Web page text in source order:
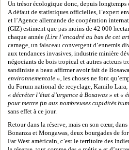
Un trésor écologique donc, depuis
A défaut de statistiques officielles, l’expert
et l’Agence allemande de coopération
(GIZ) estiment que pas moins de 42 000
chaque année (Lire l’encadré au bas de cet
carnage, un faisceau convergent d’ennemis
aux tendances invasives, industrie minière
négociants de bois tropical et autres acteurs
sandiniste a beau affirmer avoir fait de
environnementale », les choses ne font
du Forum national de recyclage, Kamilo
« décréter l’état d’urgence à Bosawas » et «
pour mettre fin aux nombreuses cupidités
sans effet à ce jour.
Retour dans la réserve, mais en son cœur,
Bonanza et Mongawas, deux bourgades de
Far West américain, c’est le territoire des